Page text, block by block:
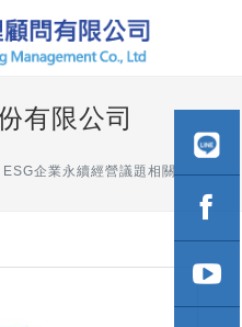
有限公司
ESG企業永續經營議題相關